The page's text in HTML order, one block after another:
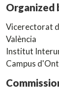
Organized
Vicerectorat
València
Institut
Campus